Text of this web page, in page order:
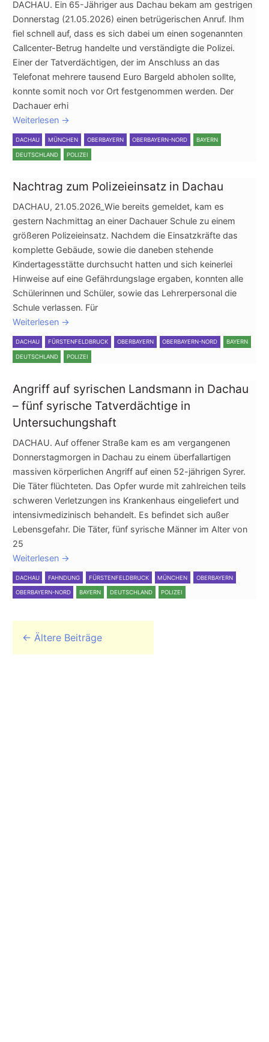
DACHAU. Ein 65-Jähriger aus Dachau bekam am gestrigen
Donnerstag (21.05.2026) einen betrügerischen Anruf. Ihm
fiel schnell auf, dass es sich dabei um einen sogenannten
Callcenter-Betrug handelte und verständigte die Polizei.
Einer der Tatverdächtigen, der im Anschluss an das
Telefonat mehrere tausend Euro Bargeld abholen sollte,
konnte somit noch vor Ort festgenommen werden. Der
Dachauer erhi
Weiterlesen →
DACHAU MÜNCHEN OBERBAYERN OBERBAYERN-NORD BAYERN
DEUTSCHLAND POLIZEI
Nachtrag zum Polizeieinsatz in Dachau
DACHAU, 21.05.2026_Wie bereits gemeldet, kam es
gestern Nachmittag an einer Dachauer Schule zu einem
größeren Polizeieinsatz. Nachdem die Einsatzkräfte das
komplette Gebäude, sowie die daneben stehende
Kindertagesstätte durchsucht hatten und sich keinerlei
Hinweise auf eine Gefährdungslage ergaben, konnten alle
Schülerinnen und Schüler, sowie das Lehrerpersonal die
Schule verlassen. Für
Weiterlesen →
DACHAU FÜRSTENFELDBRUCK OBERBAYERN OBERBAYERN-NORD BAYERN
DEUTSCHLAND POLIZEI
Angriff auf syrischen Landsmann in Dachau
– fünf syrische Tatverdächtige in
Untersuchungshaft
DACHAU. Auf offener Straße kam es am vergangenen
Donnerstagmorgen in Dachau zu einem überfallartigen
massiven körperlichen Angriff auf einen 52-jährigen Syrer.
Die Täter flüchteten. Das Opfer wurde mit zahlreichen teils
schweren Verletzungen ins Krankenhaus eingeliefert und
intensivmedizinisch behandelt. Es befindet sich außer
Lebensgefahr. Die Täter, fünf syrische Männer im Alter von
25
Weiterlesen →
DACHAU FAHNDUNG FÜRSTENFELDBRUCK MÜNCHEN OBERBAYERN
OBERBAYERN-NORD BAYERN DEUTSCHLAND POLIZEI
Beitrags-Navigation
← Ältere Beiträge